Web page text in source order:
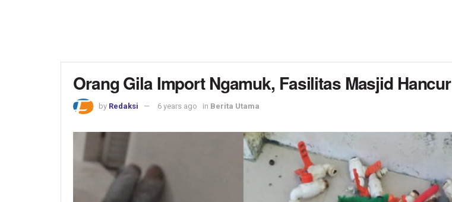
Orang Gila Import Ngamuk, Fasilitas Masjid Hancur
by Redaksi 6 years ago in Berita Utama